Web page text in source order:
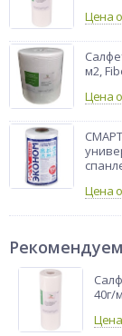
Цена
м2,
Цена
Цена
Рекомендуем
40г/